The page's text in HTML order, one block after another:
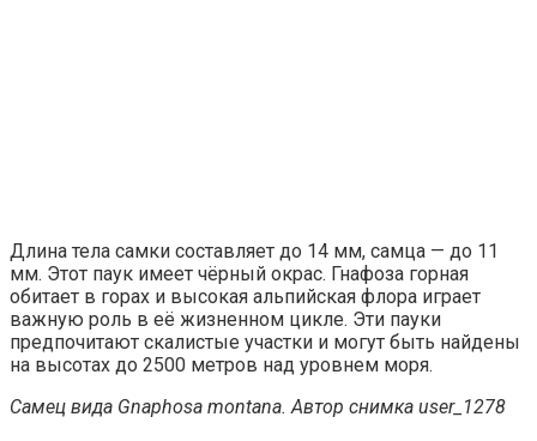
Длина тела самки составляет до 14 мм, самца — до 11
мм. Этот паук имеет чёрный окрас. Гнафоза горная
обитает в горах и высокая альпийская флора играет
важную роль в её жизненном цикле. Эти пауки
предпочитают скалистые участки и могут быть найдены
на высотах до 2500 метров над уровнем моря.
Самец вида Gnaphosa montana. Автор снимка user_1278